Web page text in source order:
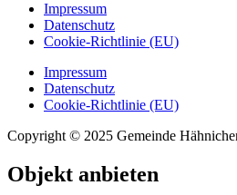
Impressum
Datenschutz
Cookie-Richtlinie (EU)
Impressum
Datenschutz
Cookie-Richtlinie (EU)
Copyright © 2025 Gemeinde
Objekt anbieten